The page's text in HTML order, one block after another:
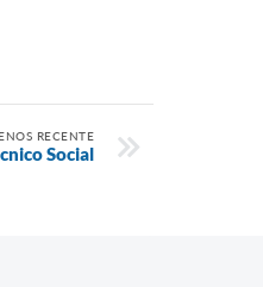
RECENTE
Social